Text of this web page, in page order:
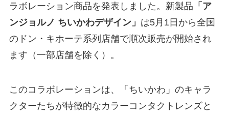
ラボレーション商品を発表しました。新製品 「ア
ンジョルノ ちいかわデザイン」 は5月1日から全国
のドン・キホーテ系列店舗で順次販売が開始され
ます（一部店舗を除く）。
このコラボレーションは、「ちいかわ」のキャラ
クターたちが特徴的なカラーコンタクトレンズと